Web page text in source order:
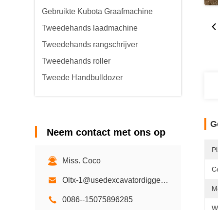
Gebruikte Kubota Graafmachine
Tweedehands laadmachine
Tweedehands rangschrijver
Tweedehands roller
Tweede Handbulldozer
Neem contact met ons op
Miss. Coco
Oltx-1@usedexcavatordigger.com
0086--15075896285